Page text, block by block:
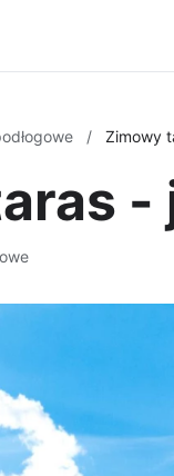
/ Zimowy
-